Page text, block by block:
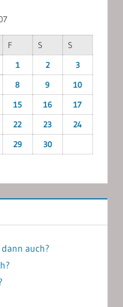
F S
S
1
2
3
8 9
10
15 16
17
22 23
24
29
30
auch?